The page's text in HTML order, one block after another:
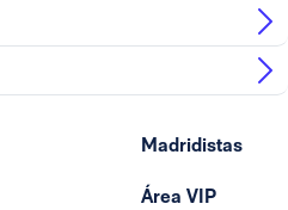
Madridistas
Área VIP